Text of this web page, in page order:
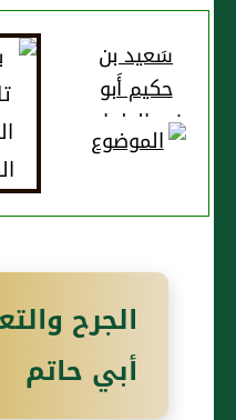
سَعيد بن
حكيم أَبو
زيد الطحان
الكُوفي،
الجرح
أبي حاتم